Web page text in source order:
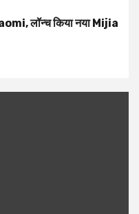
लॉन्च किया नया Mijia